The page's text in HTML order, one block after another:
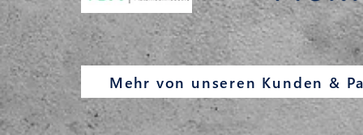
Mehr von unseren Kunden &